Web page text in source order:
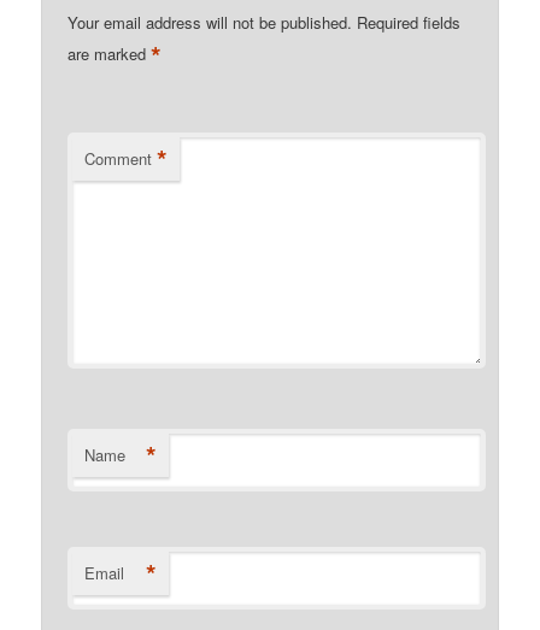
Your email address will not be published. Required fields
are marked*
Comment *
Name *
Email *